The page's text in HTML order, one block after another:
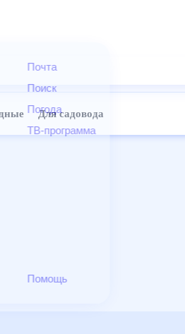
Почта
Поиск
Погода
ТВ-программа
Помощь
Выходные Для садовода